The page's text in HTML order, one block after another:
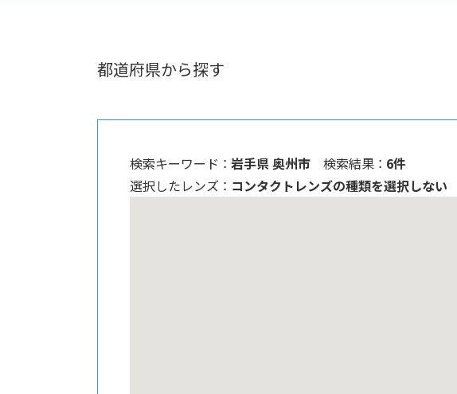
都道府県から探す
検索キーワード ： 岩手県 奥州市 検索結果 ： 6件
選択したレンズ ： コンタクトレンズの種類を選択しない